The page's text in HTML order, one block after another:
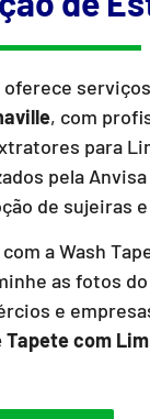
oferece
, com
para
pela
de sujeiras
a Wash
as fotos
e
Tapete com